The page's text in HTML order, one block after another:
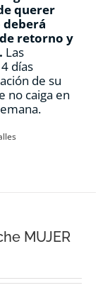
querer
retorno y
Las
días
de su
no caiga en
MUJER